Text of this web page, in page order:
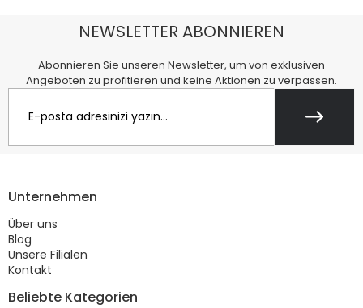
NEWSLETTER ABONNIEREN
Abonnieren Sie unseren Newsletter, um von exklusiven
Angeboten zu profitieren und keine Aktionen zu verpassen.
Unternehmen
Über uns
Blog
Unsere Filialen
Kontakt
Beliebte Kategorien